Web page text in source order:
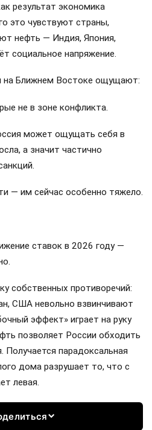
результат экономика
это чувствуют страны,
нефть — Индия, Япония,
социальное напряжение.
на Ближнем Востоке ощущают:
не в зоне конфликта.
может ощущать себя в
а значит частично
— им сейчас особенно тяжело.
ставок в 2026 году —
собственных противоречий:
США невольно взвинчивают
эффект» играет на руку
позволяет России обходить
Получается парадоксальная
дома разрушает то, что с
левая.